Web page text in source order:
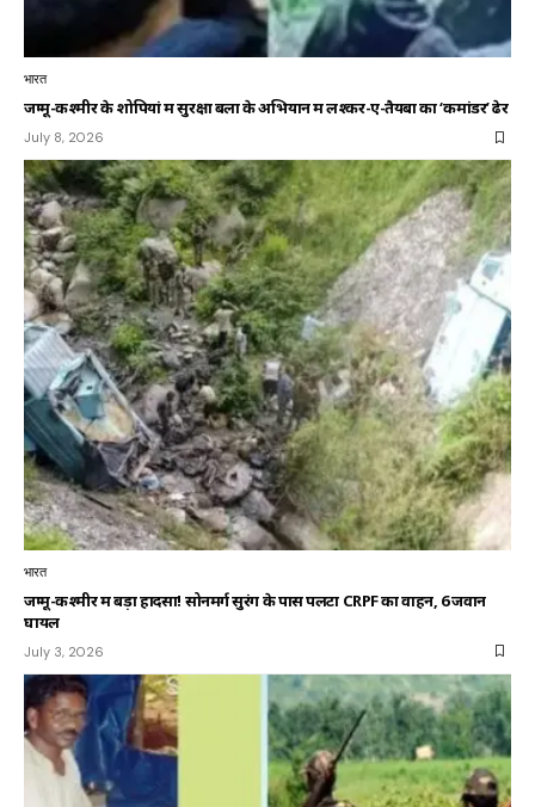
भारत
जम्मू-कश्मीर के शोपियां में सुरक्षा बलों के अभियान में लश्कर-ए-तैयबा का ‘कमांडर’ ढेर
July 8, 2026
भारत
जम्मू-कश्मीर में बड़ा हादसा! सोनमर्ग सुरंग के पास पलटा CRPF का वाहन, 6 जवान
घायल
July 3, 2026